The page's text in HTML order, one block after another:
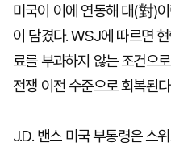
미국이 이에 연동해 대(對)
이 담겼다. WSJ에 따르면
료를 부과하지 않는 조건으
전쟁 이전 수준으로 회복된
J.D. 밴스 미국 부통령은 스